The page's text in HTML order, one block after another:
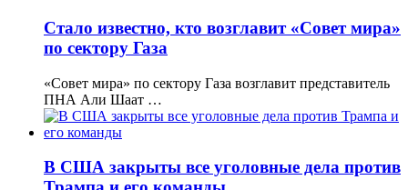
Стало известно, кто возглавит «Совет мира»
по сектору Газа
«Совет мира» по сектору Газа возглавит представитель
ПНА Али Шаат …
В США закрыты все уголовные дела против